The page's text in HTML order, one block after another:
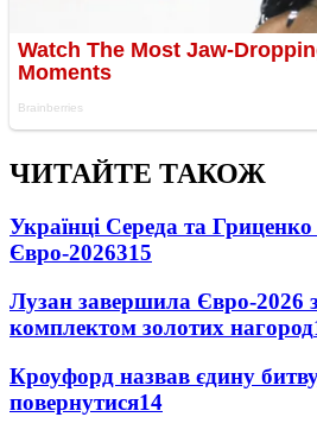
ЧИТАЙТЕ ТАКОЖ
Українці Середа та
Євро-2026315
Лузан завершила Євро-2026
комплектом золотих нагород
Кроуфорд назвав єдину
повернутися14